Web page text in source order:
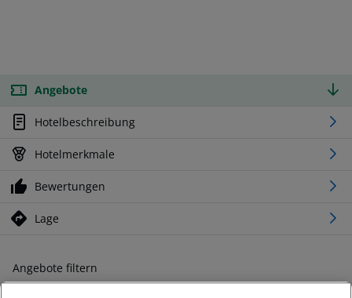
Angebote
Hotelbeschreibung
Hotelmerkmale
Bewertungen
Lage
Angebote filtern
Ändern Sie Ihre Kriterien nach Ihren Wünschen